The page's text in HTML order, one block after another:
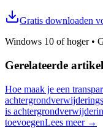
Gratis downloaden
Windows 10 of hoger•
Gerelateerde
Hoe maak je een
is
toevoegenLees meer→